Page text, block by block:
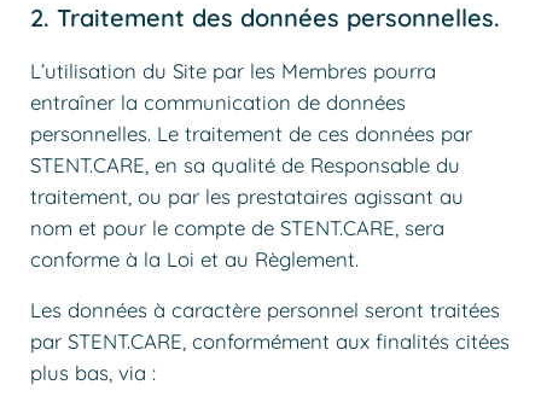
2. Traitement des données personnelles.
L’utilisation du Site par les Membres pourra
entraîner la communication de données
personnelles. Le traitement de ces données par
STENT.CARE, en sa qualité de Responsable du
traitement, ou par les prestataires agissant au
nom et pour le compte de STENT.CARE, sera
conforme à la Loi et au Règlement.
Les données à caractère personnel seront traitées
par STENT.CARE, conformément aux finalités citées
plus bas, via :